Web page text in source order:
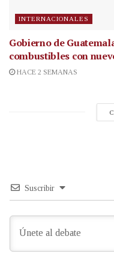
INTERNACIONALES
Gobierno de
combustibles con
HACE 2 SEMANAS
Suscribir